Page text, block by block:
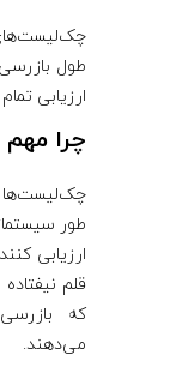
ارزیابی
چرا
چک‌لیست‌ها
طور
ارزیابی
قلم
که
می‌دهند.